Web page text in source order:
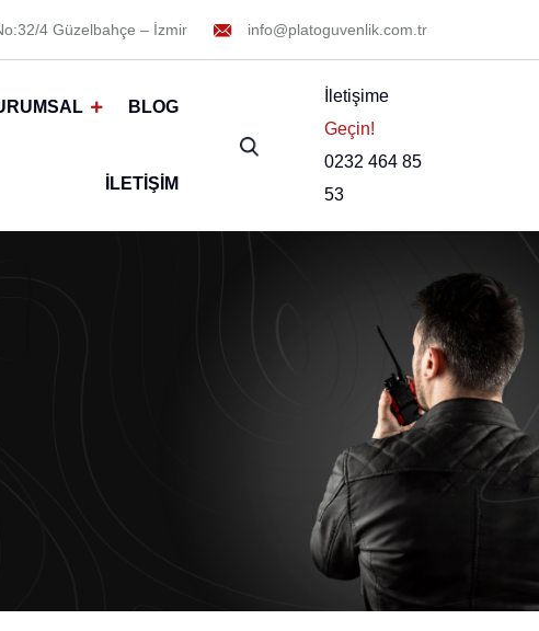
4 Güzelbahçe – İzmir info@platoguvenlik.com.tr
BLOG
İLETIŞIM
İletişime
Geçin!
0232 464 85
53